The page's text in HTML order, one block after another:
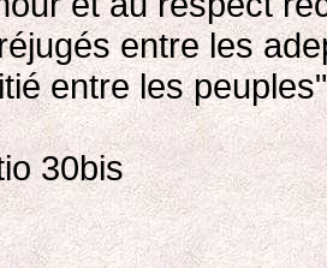
entre les
entre les
30bis